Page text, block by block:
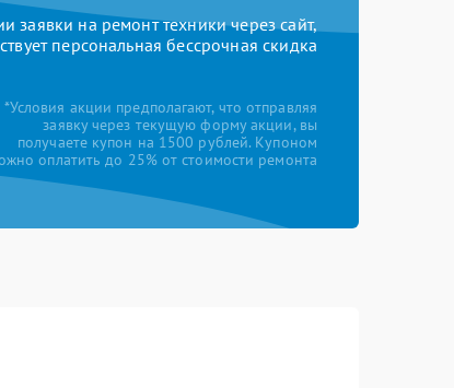
заявки на ремонт техники через сайт,
персональная бессрочная скидка
*Условия акции предполагают, что отправляя
заявку через текущую форму акции, вы
получаете купон на 1500 рублей. Купоном
оплатить до 25% от стоимости ремонта